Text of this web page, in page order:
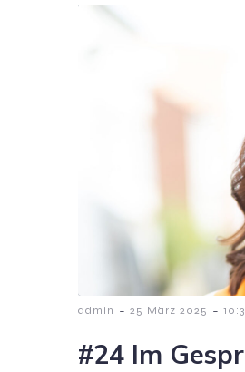
admin - 25 März 2025 -
#24 Im